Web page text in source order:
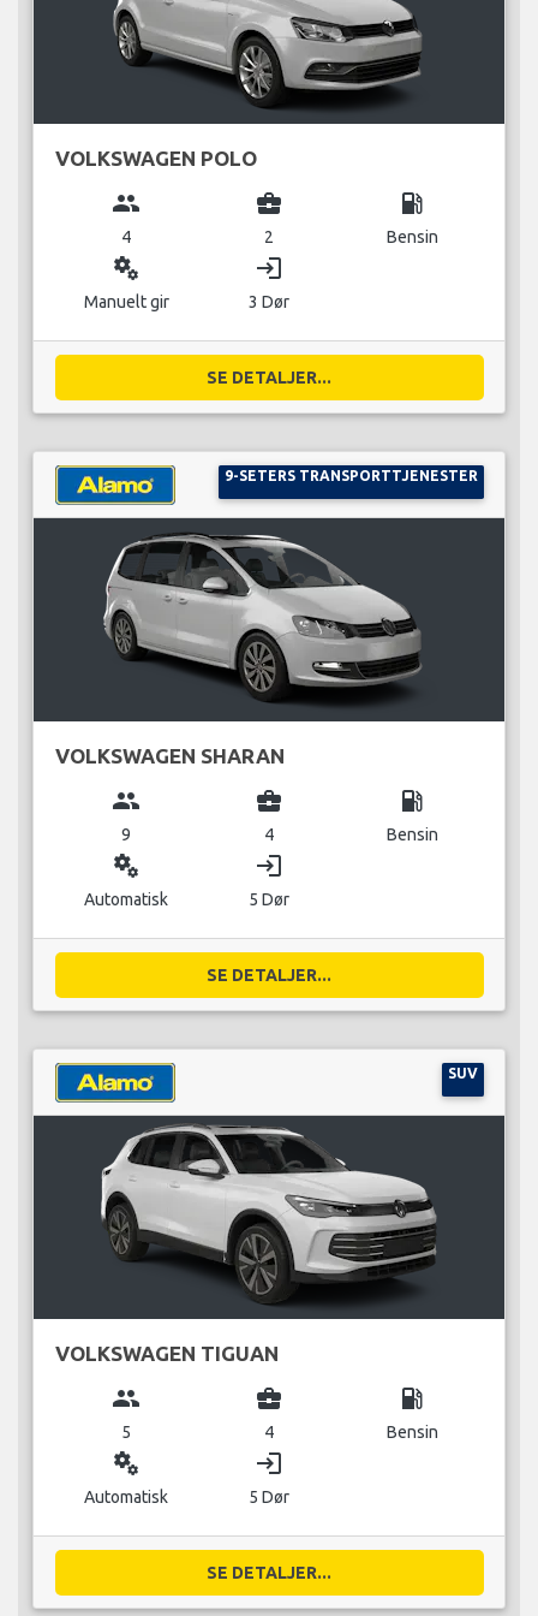
VOLKSWAGEN POLO
group
4
business_center
2
local_gas_station
Bensin
miscellaneous_services
Manuelt gir
login
3 Dør
SE DETALJER...
9-SETERS TRANSPORTTJENESTER
VOLKSWAGEN SHARAN
group
9
business_center
4
local_gas_station
Bensin
miscellaneous_services
Automatisk
login
5 Dør
SE DETALJER...
SUV
VOLKSWAGEN TIGUAN
group
5
business_center
4
local_gas_station
Bensin
miscellaneous_services
Automatisk
login
5 Dør
SE DETALJER...